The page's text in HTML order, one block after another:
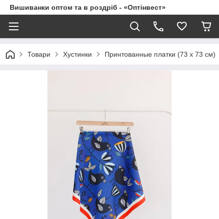
Вишиванки оптом та в роздріб - «Оптінвест»
Товари Хустинки Принтованные платки (73 х 73 см)